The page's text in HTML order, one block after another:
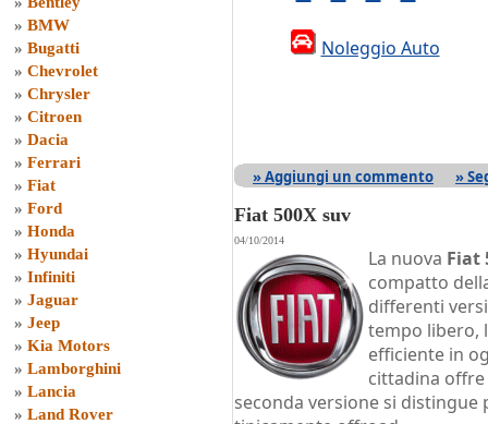
» BMW
» Bugatti
» Chevrolet
» Chrysler
» Citroen
» Dacia
» Ferrari
» Fiat
» Ford
» Honda
» Hyundai
» Infiniti
» Jaguar
» Jeep
» Kia Motors
» Lamborghini
» Lancia
» Land Rover
Noleggio Auto
» Aggiungi un commento »
Fiat 500X suv
04/10/2014
La nuova Fiat
compatto
differenti
tempo libero,
efficiente in
cittadina
seconda versione si